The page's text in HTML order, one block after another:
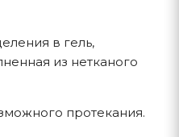
в гель,
из нетканого
протекания.